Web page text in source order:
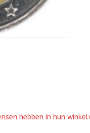
hebben in hun